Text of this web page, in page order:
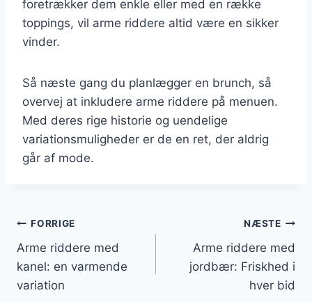
foretrækker dem enkle eller med en række
toppings, vil arme riddere altid være en sikker
vinder.
Så næste gang du planlægger en brunch, så
overvej at inkludere arme riddere på menuen.
Med deres rige historie og uendelige
variationsmuligheder er de en ret, der aldrig
går af mode.
Indlægsnavigation
FORRIGE
Arme riddere med
kanel: en varmende
variation
NÆSTE
Arme riddere med
jordbær: Friskhed i
hver bid